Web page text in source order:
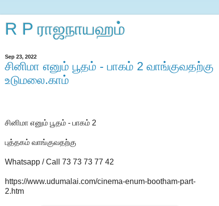
R P ராஜநாயஹம்
Sep 23, 2022
சினிமா எனும் பூதம் - பாகம் 2 வாங்குவதற்கு
உடுமலை.காம்
சினிமா எனும் பூதம் - பாகம் 2
புத்தகம் வாங்குவதற்கு
Whatsapp / Call 73 73 73 77 42
https://www.udumalai.com/cinema-enum-bootham-part-
2.htm